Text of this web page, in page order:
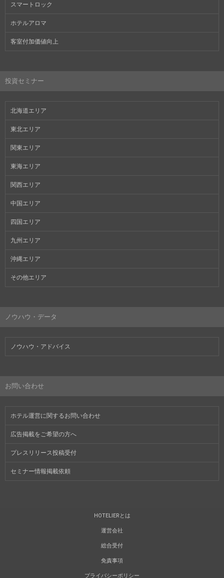
スマートロック
ホテルアロマ
客室付加価値向上
投資セミナー
北海道エリア
東北エリア
関東エリア
東海エリア
関西エリア
中国エリア
四国エリア
九州エリア
沖縄エリア
その他エリア
ノウハウ・データ
ノウハウ・アドバイス
お問い合わせ
ホテル運営に関するお問い合わせ
広告掲載をご希望の方へ
プレスリリース投稿受付
セミナー情報掲載依頼
HOTELIERとは
運営会社
総合受付
免責事項
プライバシーポリシー